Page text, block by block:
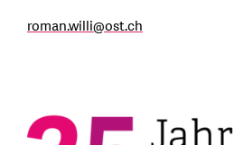
roman.willi@ost.ch